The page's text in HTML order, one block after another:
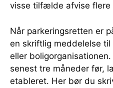
visse tilfælde afvise flere
Når parkeringsretten er
en skriftlig meddelelse
eller
senest tre måneder før,
etableret. Her bør du